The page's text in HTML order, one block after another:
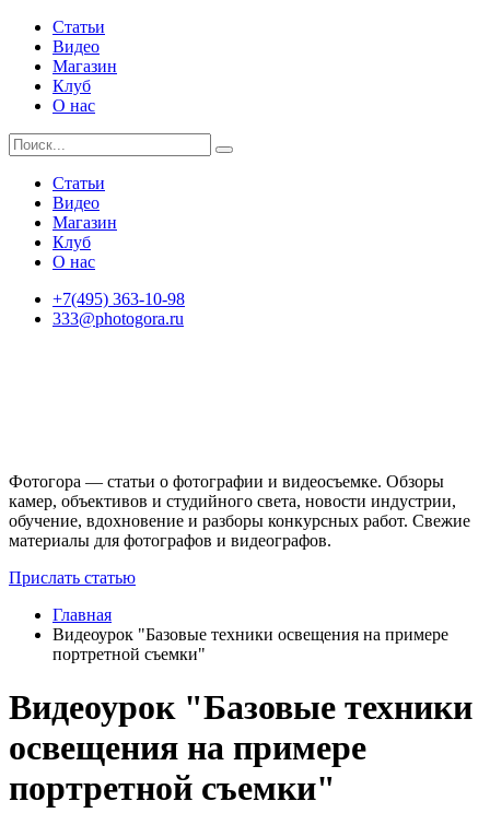
Статьи
Видео
Магазин
Клуб
О нас
Статьи
Видео
Магазин
Клуб
О нас
+7(495) 363-10-98
333@photogora.ru
Фотогора — статьи о фотографии и видеосъемке. Обзоры
камер, объективов и студийного света, новости индустрии,
обучение, вдохновение и разборы конкурсных работ. Свежие
материалы для фотографов и видеографов.
Прислать статью
Главная
Видеоурок "Базовые техники освещения на примере
портретной съемки"
Видеоурок "Базовые техники
освещения на примере
портретной съемки"